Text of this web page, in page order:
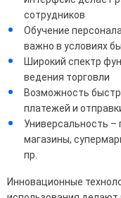
сотрудников
Обучение
важно в условиях
Широкий спектр
ведения торговли
Возможность
платежей и
Универсальность –
магазины,
пр.
Инновационные